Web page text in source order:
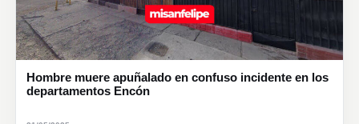
Hombre muere apuñalado en confuso incidente en los
departamentos Encón